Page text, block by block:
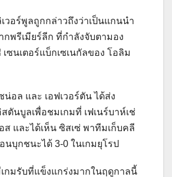
เวอร์พูลถูกกล่าวถึงว่าเป็นแกนนำ
พรีเมียร์ลีก ที่กำลังจับตามอง
ซนเตอร์แบ็กเซเนกัลของ โอลิม
น่อล และ เอฟเวอร์ตัน ได้ส่ง
ตันบูลเพื่อชมเกมที่ เฟเนร์บาห์เช่
ส และได้เห็น ซิสเซ่ พาทีมเก็บคลี
นบุกชนะได้ 3-0 ในเกมยุโรป
กมรับที่แข็งแกร่งมากในฤดูกาลนี้